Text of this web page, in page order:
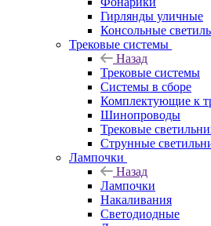
Гирлянды уличные
Консольные
Трековые системы
Назад
Трековые системы
Системы в сборе
Комплектующие к
Шинопроводы
Трековые
Струнные
Лампочки
Назад
Лампочки
Накаливания
Светодиодные